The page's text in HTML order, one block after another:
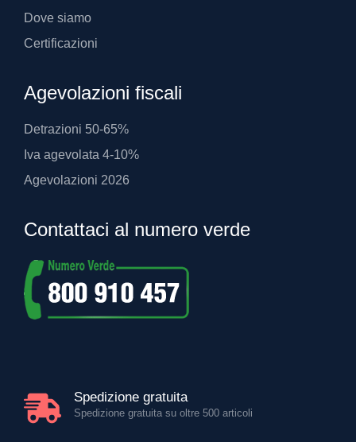
Dove siamo
Certificazioni
Agevolazioni fiscali
Detrazioni 50-65%
Iva agevolata 4-10%
Agevolazioni 2026
Contattaci al numero verde
Spedizione gratuita
Spedizione gratuita su oltre 500 articoli